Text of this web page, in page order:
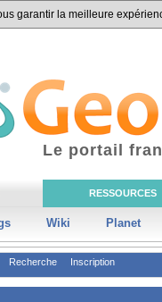
garantir la meilleure
RESSOURCES
Wiki Planet
Le portail
Recherche Inscription